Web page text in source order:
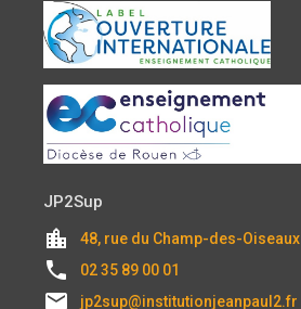
JP2Sup
location_city 48, rue du Champ-des-Oiseaux
local_phone 02 35 89 00 01
email jp2sup@institutionjeanpaul2.fr